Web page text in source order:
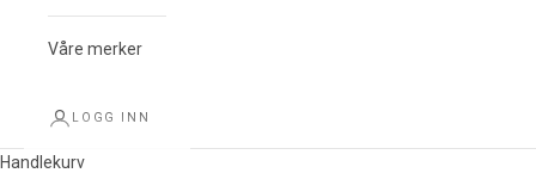
Våre merker
LOGG INN
Handlekurv